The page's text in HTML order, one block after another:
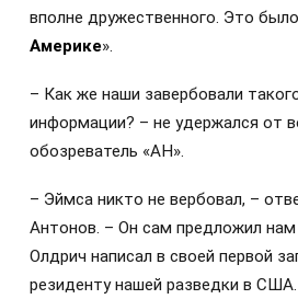
вполне дружественного. Это было
Америке».
– Как же наши завербовали
информации? – не удержался от
обозреватель «АН».
– Эймса никто не вербовал, –
Антонов. – Он сам предложил нам
Олдрич написал в своей первой
резиденту нашей разведки в США.